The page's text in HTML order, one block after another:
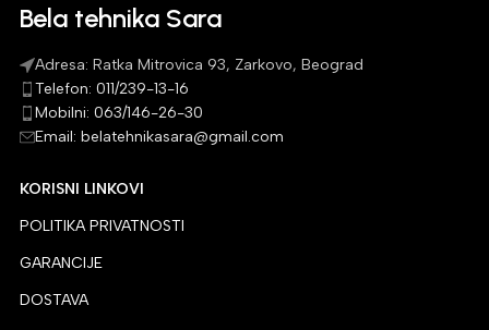
Bela tehnika Sara
Adresa: Ratka Mitrovica 93, Zarkovo, Beograd
Telefon: 011/239-13-16
Mobilni: 063/146-26-30
Email: belatehnikasara@gmail.com
KORISNI LINKOVI
POLITIKA PRIVATNOSTI
GARANCIJE
DOSTAVA